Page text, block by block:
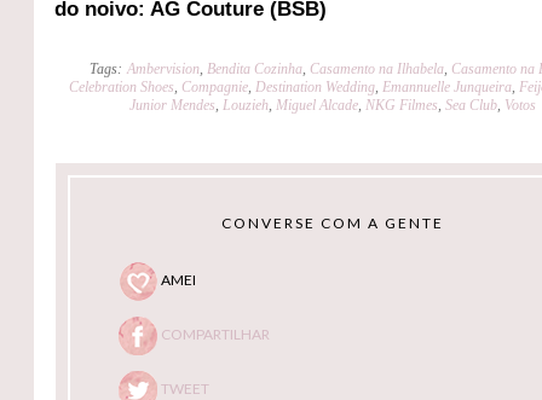
do noivo: AG Couture (BSB)
Tags: Ambervision Bendita Cozinha Casamento na Ilhabela Casamento na
Celebration Shoes Compagnie Destination Wedding Emannuelle Junqueira
Junior Mendes Louzieh Miguel Alcade NKG Filmes Sea Club Votos
CONVERSE COM A GENTE
AMEI
COMPARTILHAR
TWEET